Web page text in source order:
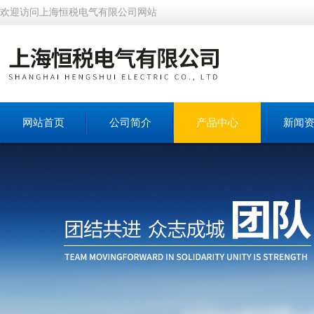
欢迎访问上海恒税电气有限公司网站
网站首页 公司简介 产品中心 新闻